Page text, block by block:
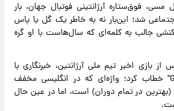
مسی، فوق‌ستاره آرژانتینی فوتبال جهان، بار
شد؛ این‌بار نه به خاطر یک گل یا پاس
جالب به کلمه‌ای که سال‌هاست با او گره
بازی اخیر تیم ملی آرژانتین، خبرنگاری با
در تمام دوران) است، اما در عین حال